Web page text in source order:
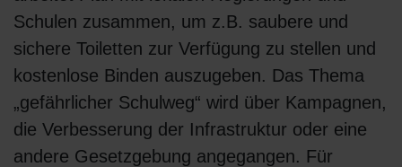
Schulen zusammen, um z.B. saubere und
sichere Toiletten zur Verfügung zu stellen und
kostenlose Binden auszugeben. Das Thema
„gefährlicher Schulweg“ wird über Kampagnen,
die Verbesserung der Infrastruktur oder eine
andere Gesetzgebung angegangen. Für